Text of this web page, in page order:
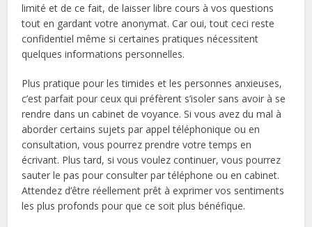
limité et de ce fait, de laisser libre cours à vos questions
tout en gardant votre anonymat. Car oui, tout ceci reste
confidentiel même si certaines pratiques nécessitent
quelques informations personnelles.
Plus pratique pour les timides et les personnes anxieuses,
c’est parfait pour ceux qui préfèrent s’isoler sans avoir à se
rendre dans un cabinet de voyance. Si vous avez du mal à
aborder certains sujets par appel téléphonique ou en
consultation, vous pourrez prendre votre temps en
écrivant. Plus tard, si vous voulez continuer, vous pourrez
sauter le pas pour consulter par téléphone ou en cabinet.
Attendez d’être réellement prêt à exprimer vos sentiments
les plus profonds pour que ce soit plus bénéfique.